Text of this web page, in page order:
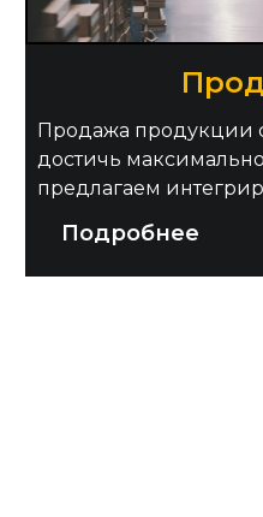
Продажа продукции
достичь
предлагаем
Подробнее